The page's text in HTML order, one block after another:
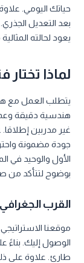
حياتك اليومي.
بعد التعديل
يعود لحالته
لماذا
يتطلب العمل مع
هندسية دقيقة
غير مدربين
جودة مضمونة
الأول والوحيد في
بوضوح لتتأكد من
القرب
موقعنا
الوصول إليك. بناءً
طارئ. علاوة على